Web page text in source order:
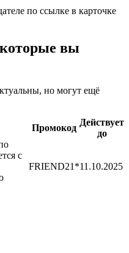
по ссылке в карточке
вы
но могут ещё
Промокод
Действует
до
с
FRIEND21*11.10.2025